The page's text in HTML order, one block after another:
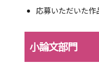
応募いただいた
小論文部門